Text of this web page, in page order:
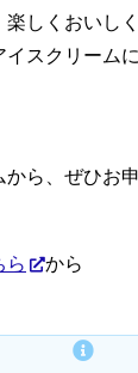
しくおいし
イスクリーム
ら、ぜひお
ら から